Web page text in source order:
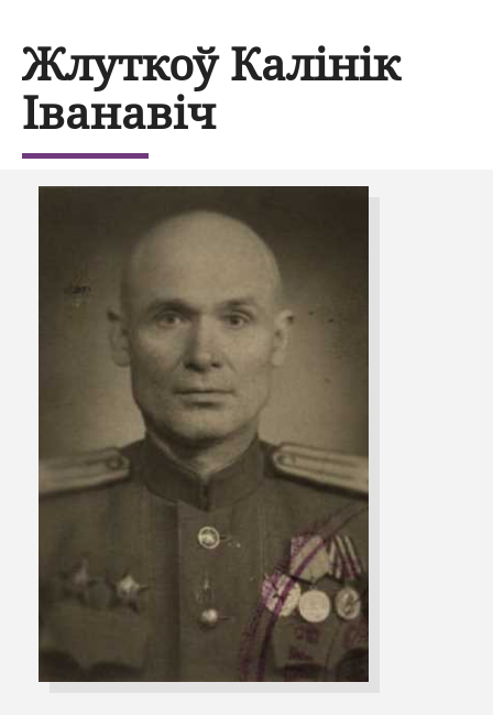
Жлуткоў Калінік
Іванавіч